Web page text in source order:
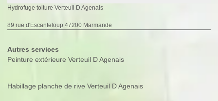
Hydrofuge toiture Verteuil D Agenais
89 rue d'Escanteloup 47200 Marmande
Autres services
Peinture extérieure Verteuil D Agenais
Habillage planche de rive Verteuil D Agenais